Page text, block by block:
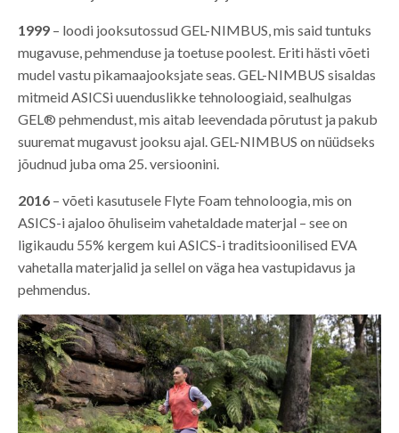
1999 – loodi jooksutossud GEL-NIMBUS, mis said tuntuks
mugavuse, pehmenduse ja toetuse poolest. Eriti hästi võeti
mudel vastu pikamaajooksjate seas. GEL-NIMBUS sisaldas
mitmeid ASICSi uuenduslikke tehnoloogiaid, sealhulgas
GEL® pehmendust, mis aitab leevendada põrutust ja pakub
suuremat mugavust jooksu ajal. GEL-NIMBUS on nüüdseks
jõudnud juba oma 25. versioonini.
2016 – võeti kasutusele Flyte Foam tehnoloogia, mis on
ASICS-i ajaloo õhuliseim vahetaldade materjal – see on
ligikaudu 55% kergem kui ASICS-i traditsioonilised EVA
vahetalla materjalid ja sellel on väga hea vastupidavus ja
pehmendus.